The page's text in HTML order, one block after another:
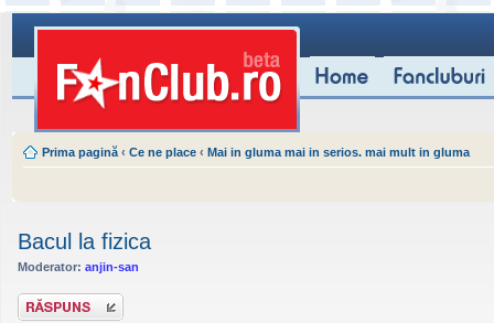
Prima pagină ‹ Ce ne place ‹ Mai in gluma mai in serios. mai mult in gluma
Bacul la fizica
Moderator: anjin-san
Scrie un răspuns